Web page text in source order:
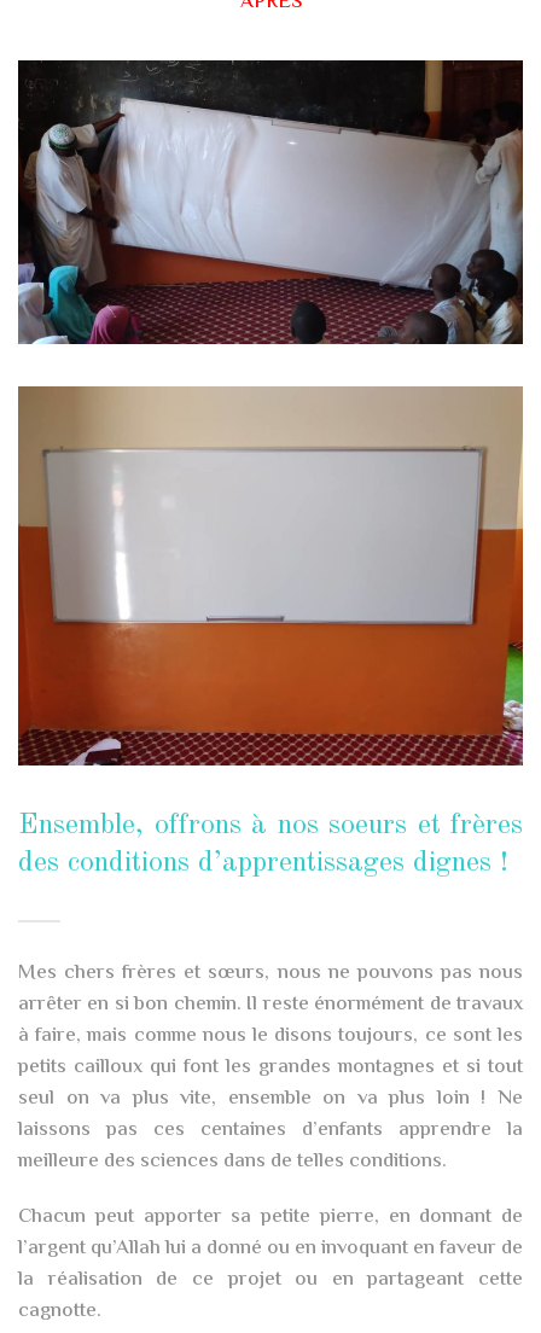
Ensemble, offrons à nos soeurs et frères
des conditions d’apprentissages dignes !
Mes chers frères et sœurs, nous ne pouvons pas nous
arrêter en si bon chemin. Il reste énormément de travaux
à faire, mais comme nous le disons toujours, ce sont les
petits cailloux qui font les grandes montagnes et si tout
seul on va plus vite, ensemble on va plus loin ! Ne
laissons pas ces centaines d’enfants apprendre la
meilleure des sciences dans de telles conditions.
Chacun peut apporter sa petite pierre, en donnant de
l’argent qu’Allah lui a donné ou en invoquant en faveur de
la réalisation de ce projet ou en partageant cette
cagnotte.